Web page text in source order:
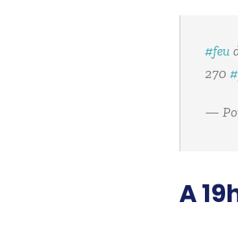
#feu
270
—
A